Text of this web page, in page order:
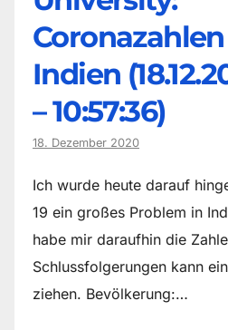
Indien
– 10:57:36)
18. Dezember 2020
Ich wurde heute darauf
19 ein großes Problem in
habe mir daraufhin die
Schlussfolgerungen kann
ziehen. Bevölkerung:…